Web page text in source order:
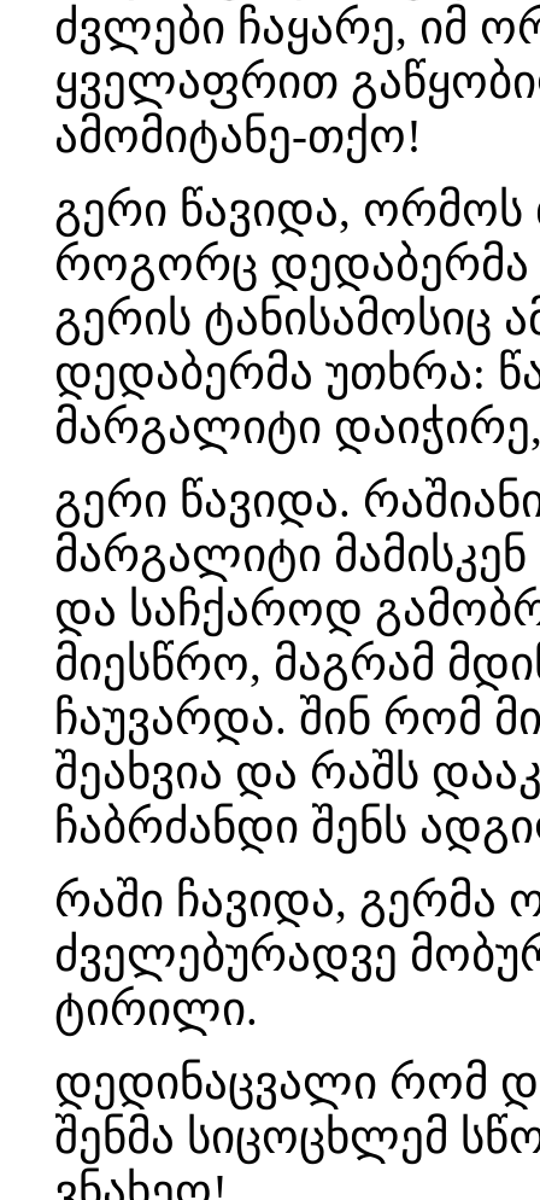
ძვლები ჩაყარე, იმ
ყველაფრით
ამომიტანე-თქო!
გერი წავიდა,
როგორც დედაბერმა
გერის ტანისამოსიც
დედაბერმა უთხრა:
მარგალიტი
გერი წავიდა.
მარგალიტი
და საჩქაროდ
მიესწრო, მაგრამ
ჩაუვარდა. შინ რომ
შეახვია და რაშს
ჩაბრძანდი შენს
რაში ჩავიდა, გერმა
ძველებურადვე
ტირილი.
დედინაცვალი რომ
შენმა სიცოცხლემ